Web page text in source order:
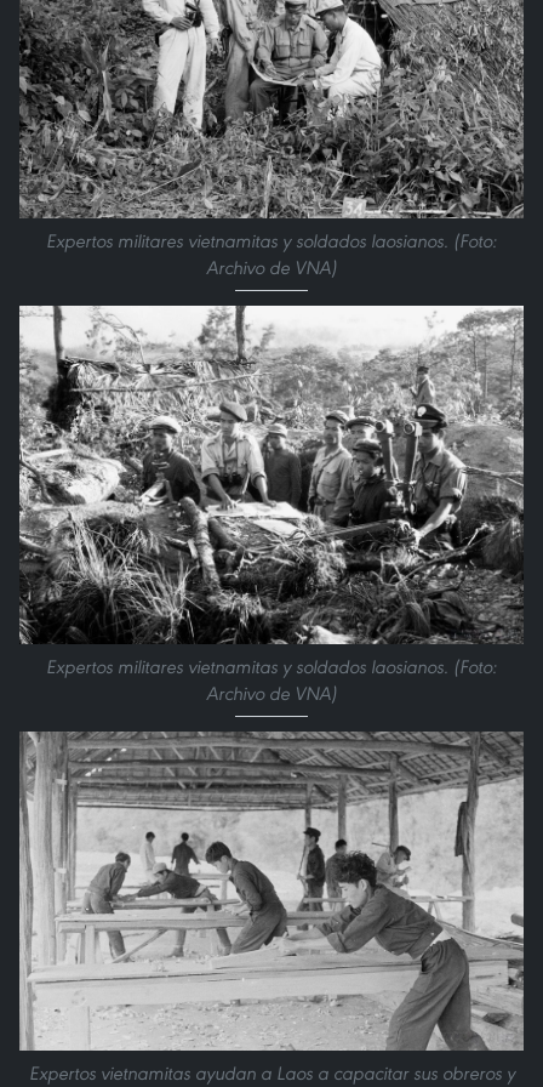
Expertos militares vietnamitas y soldados laosianos. (Foto:
Archivo de VNA)
Expertos militares vietnamitas y soldados laosianos. (Foto:
Archivo de VNA)
Expertos vietnamitas ayudan a Laos a capacitar sus obreros y